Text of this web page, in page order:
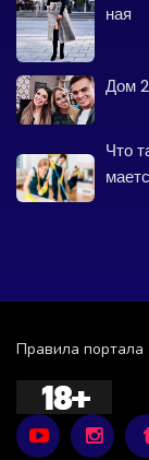
ная
Дом
Что
Правила портала